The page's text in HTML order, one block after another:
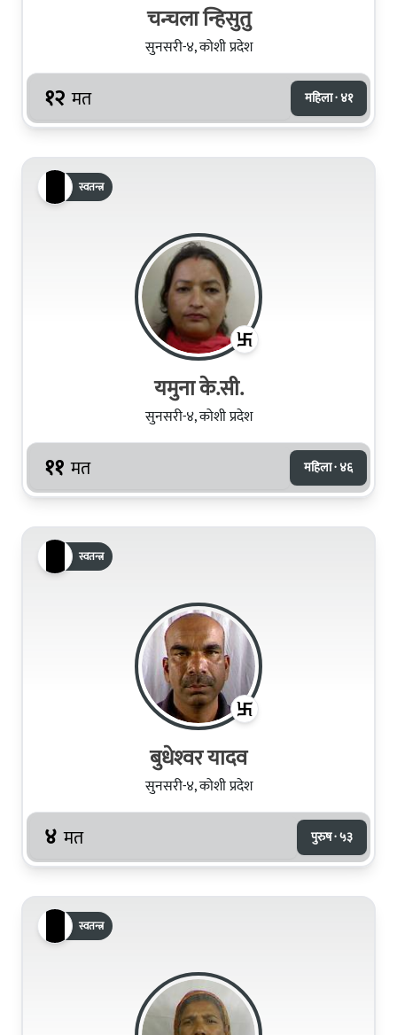
चन्चला न्हिसुतु
सुनसरी-४, कोशी प्रदेश
१२ मत महिला · ४१
स्वतन्त्र
यमुना के.सी.
सुनसरी-४, कोशी प्रदेश
११ मत महिला · ४६
स्वतन्त्र
बुधेश्‍वर यादव
सुनसरी-४, कोशी प्रदेश
४ मत पुरुष · ५३
स्वतन्त्र